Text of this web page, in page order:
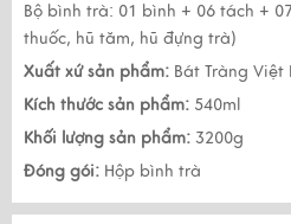
Bộ bình trà: 01 bình + 06 tách +
thuốc, hũ tăm, hũ đựng trà)
Xuất xứ sản phẩm: Bát Tràng Việt
Kích thước sản phẩm: 540ml
Khối lượng sản phẩm: 3200g
Đóng gói: Hộp bình trà